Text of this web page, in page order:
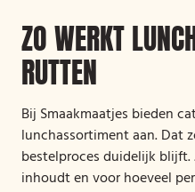
ZO WERKT
RUTTEN
Bij Smaakmaatjes bieden
lunchassortiment aan. Dat
bestelproces duidelijk
inhoudt en voor hoeveel